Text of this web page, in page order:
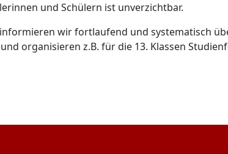
und Schülern ist unverzichtbar.
wir fortlaufend und systematisch
organisieren z.B. für die 13. Klassen